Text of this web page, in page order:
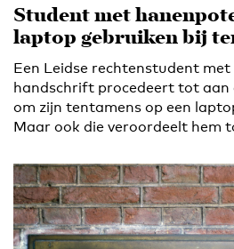
Student met
laptop gebruiken bij
Een Leidse rechtenstudent
handschrift procedeert tot aan
om zijn tentamens op een
Maar ook die veroordeelt hem